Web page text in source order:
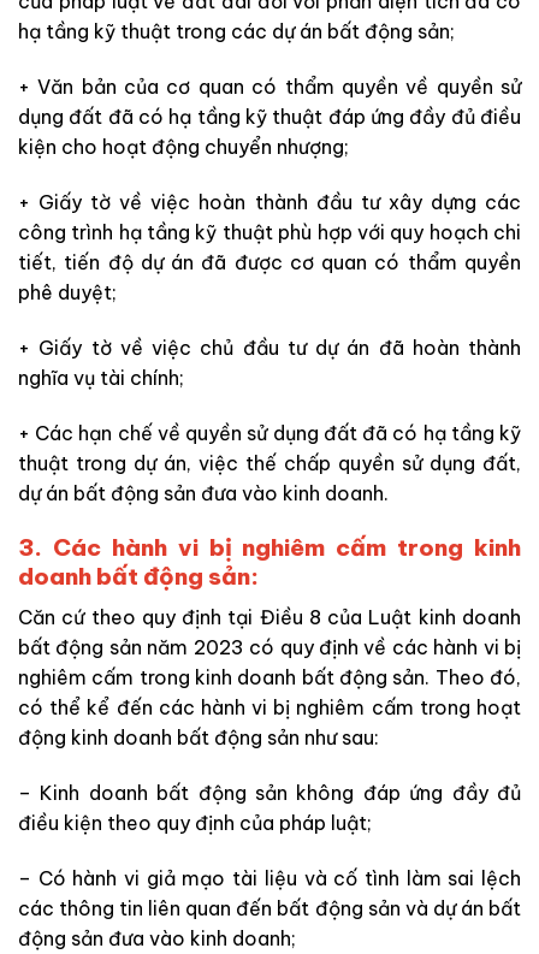
hạ tầng kỹ thuật trong các dự án bất động sản;
+ Văn bản của cơ quan có thẩm quyền về quyền sử
dụng đất đã có hạ tầng kỹ thuật đáp ứng đầy đủ điều
kiện cho hoạt động chuyển nhượng;
+ Giấy tờ về việc hoàn thành đầu tư xây dựng các
công trình hạ tầng kỹ thuật phù hợp với quy hoạch chi
tiết, tiến độ dự án đã được cơ quan có thẩm quyền
phê duyệt;
+ Giấy tờ về việc chủ đầu tư dự án đã hoàn thành
nghĩa vụ tài chính;
+ Các hạn chế về quyền sử dụng đất đã có hạ tầng kỹ
thuật trong dự án, việc thế chấp quyền sử dụng đất,
dự án bất động sản đưa vào kinh doanh.
3. Các hành vi bị nghiêm cấm trong kinh
doanh bất động sản:
Căn cứ theo quy định tại Điều 8 của Luật kinh doanh
bất động sản năm 2023 có quy định về các hành vi bị
nghiêm cấm trong kinh doanh bất động sản. Theo đó,
có thể kể đến các hành vi bị nghiêm cấm trong hoạt
động kinh doanh bất động sản như sau:
– Kinh doanh bất động sản không đáp ứng đầy đủ
điều kiện theo quy định của pháp luật;
– Có hành vi giả mạo tài liệu và cố tình làm sai lệch
các thông tin liên quan đến bất động sản và dự án bất
động sản đưa vào kinh doanh;